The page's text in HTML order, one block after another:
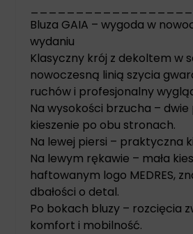
Bluza GAIA – wygoda w
wydaniu
Klasyczny krój z dekoltem w
nowoczesną linią szycia
ruchów i profesjonalny
Na wysokości brzucha –
kieszenie po obu stronach.
Na lewej piersi – praktyczna
Na lewym rękawie – mała
haftowanym logo MEDRES,
dbałości o detal.
Po bokach bluzy – rozcięcia
komfort i mobilność.